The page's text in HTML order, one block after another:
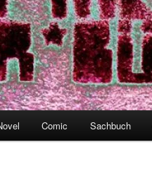
Comic Sachbuch